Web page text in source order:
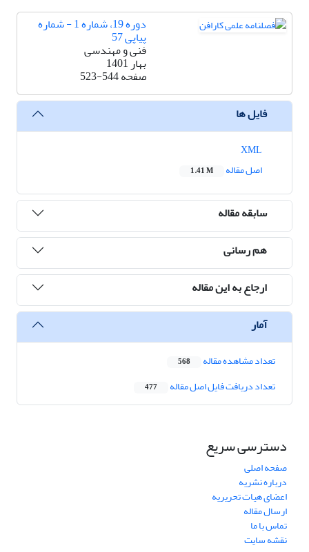
دوره 19، شماره 1 - شماره
پیاپی 57
فنی و مهندسی
بهار 1401
صفحه523-544
فایل ها
اصل مقاله
1.41 M
سابقه مقاله
هم رسانی
ارجاع به این مقاله
آمار
تعداد مشاهده مقاله 568
تعداد دریافت فایل اصل مقاله 477
دسترسی سریع
صفحه اصلی
درباره نشریه
اعضای هیات تحریریه
ارسال مقاله
تماس با ما
نقشه سایت